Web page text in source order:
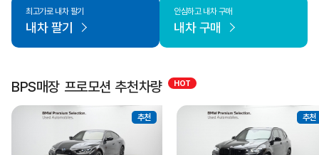
최고가로 내차 팔기
내차 팔기
안심하고 내차 구매
내차 구매
BPS매장 프로모션 추천차량
추천 추천